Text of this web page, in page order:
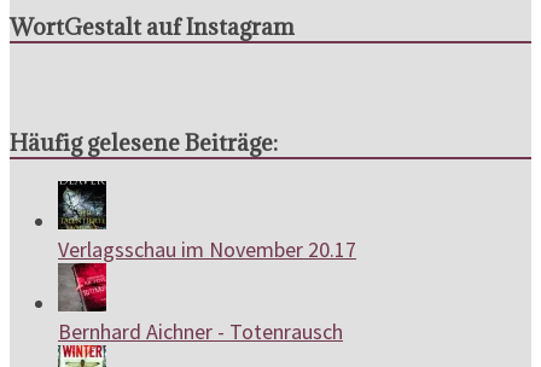
WortGestalt auf Instagram
Häufig gelesene Beiträge:
Verlagsschau im November 20.17
Bernhard Aichner - Totenrausch